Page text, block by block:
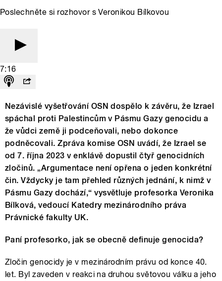
Poslechněte si rozhovor s Veronikou Bílkovou
7:16
Nezávislé vyšetřování OSN dospělo k závěru, že Izrael
spáchal proti Palestincům v Pásmu Gazy genocidu a
že vůdci země ji podceňovali, nebo dokonce
podněcovali. Zpráva komise OSN uvádí, že Izrael se
od 7. října 2023 v enklávě dopustil čtyř genocidních
zločinů. „Argumentace není opřena o jeden konkrétní
čin. Vždycky je tam přehled různých jednání, k nimž v
Pásmu Gazy dochází,“ vysvětluje profesorka Veronika
Bílková, vedoucí Katedry mezinárodního práva
Právnické fakulty UK.
Paní profesorko, jak se obecně definuje genocida?
Zločin genocidy je v mezinárodním právu od konce 40.
let. Byl zaveden v reakci na druhou světovou válku a jeho